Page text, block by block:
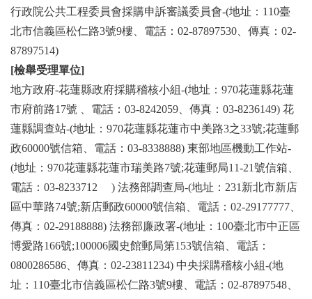
行政院公共工程委員會採購申訴審議委員會-(地址：110臺
北市信義區松仁路3號9樓、電話：02-87897530、傳真：02-
87897514)
[檢舉受理單位]
地方政府-花蓮縣政府採購稽核小組-(地址：970花蓮縣花蓮
市府前路17號 、電話：03-8242059、傳真：03-8236149) 花
蓮縣調查站-(地址：970花蓮縣花蓮市中美路3之33號;花蓮郵
政60000號信箱、電話：03-8338888) 東部地區機動工作站-
(地址：970花蓮縣花蓮市瑞美路7號;花蓮郵局11-21號信箱、
電話：03-8233712 ) 法務部調查局-(地址：231新北市新店
區中華路74號;新店郵政60000號信箱、電話：02-29177777、
傳真：02-29188888) 法務部廉政署-(地址：100臺北市中正區
博愛路166號;100006國史館郵局第153號信箱、電話：
0800286586、傳真：02-23811234) 中央採購稽核小組-(地
址：110臺北市信義區松仁路3號9樓、電話：02-87897548、